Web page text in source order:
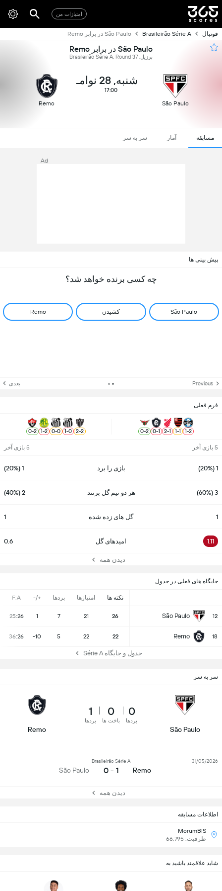
امتیازات من
فوتبال Brasileirão Série A São Paulo در برابر Remo
São Paulo در برابر Remo
برزیل, Brasileirão Série A, Round 37
São Paulo
شنبه, 28 نوامـ
17:00
Remo
مسابقه آمار سر به سر
Ad
پیش بینی ها
چه کسی برنده خواهد شد؟
São Paulo کشیدن Remo
Previous بعدی
فرم فعلی
2
-
1
1
-
1
1
-
2
1
-
0
2
-
0
2
-
2
0
-
1
0
-
0
2
-
1
2
-
0
5 بازی آخر 5 بازی آخر
1 (20%) بازی را برد 1 (20%)
3 (60%) هر دو تیم گل بزنند 2 (40%)
1 گل های زده شده 1
1.11 امیدهای گل 0.6
دیدن همه
جایگاه های فعلی در جدول
نکته ها امتیازها بردها +/-
F:A
12
São Paulo
26
21
7
1
25:26
18
Remo
22
22
5
-10
36:26
جدول و جایگاه Série A
اطلاعات مسابقه
MorumBIS
ظرفیت: 66,795
سر به سر
São Paulo
0
بردها
0
باخت ها
1
بردها
Remo
Remo
Brasileirão Série A
1 - 0
São Paulo
31/05/2026
دیدن همه
شاید علاقمند باشید به